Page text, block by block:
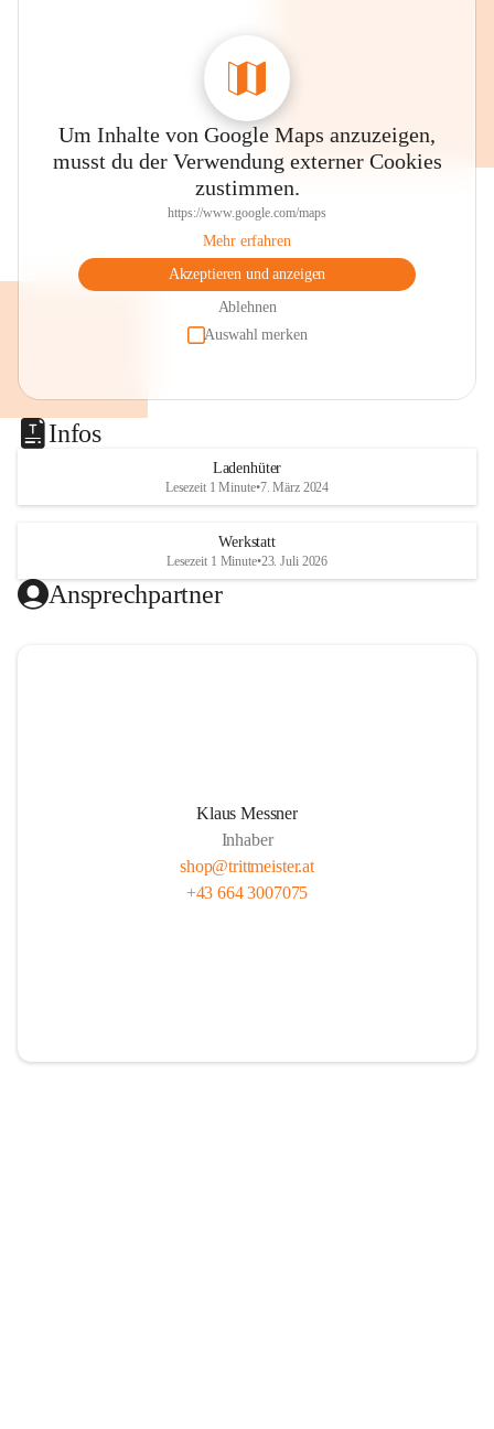
Um Inhalte von Google Maps anzuzeigen,
musst du der Verwendung externer Cookies
zustimmen.
https://www.google.com/maps
Mehr erfahren
Akzeptieren und anzeigen
Ablehnen
Auswahl merken
Infos
Ladenhüter
Lesezeit 1 Minute•7. März 2024
Werkstatt
Lesezeit 1 Minute•23. Juli 2026
Ansprechpartner
Klaus Messner
Inhaber
shop@trittmeister.at
+43 664 3007075